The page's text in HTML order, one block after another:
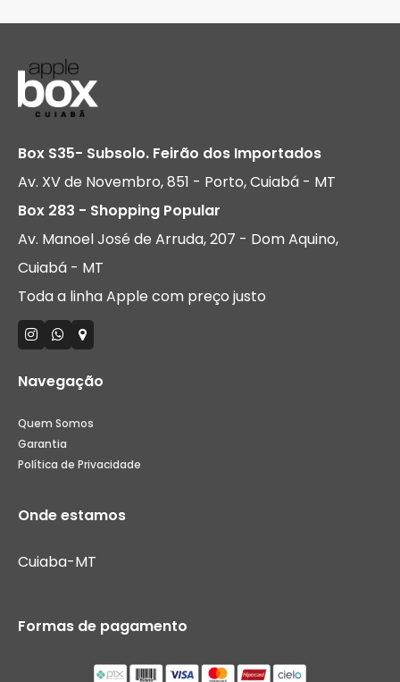
Box S35- Subsolo. Feirão dos Importados
Av. XV de Novembro, 851 - Porto, Cuiabá - MT
Box 283 - Shopping Popular
Av. Manoel José de Arruda, 207 - Dom Aquino,
Cuiabá - MT
Toda a linha Apple com preço justo
Navegação
Quem Somos
Garantia
Política de Privacidade
Onde estamos
Cuiaba-MT
Formas de pagamento